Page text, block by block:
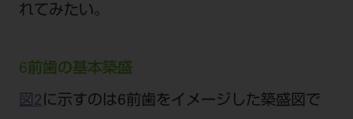
れてみたい。
6前歯の基本築盛
図2 に示すのは6前歯をイメージした築盛図で